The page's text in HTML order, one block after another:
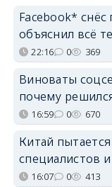
Facebook*
объяснил всё
22:16 0 369
Виноваты
почему
16:59 0 670
Китай
специалистов
16:07 0 413